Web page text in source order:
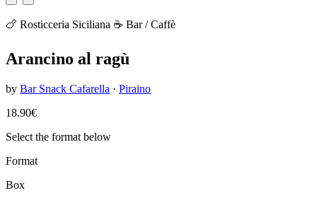
🍗 Rosticceria Siciliana ☕ Bar / Caffè
Arancino al ragù
by Bar Snack Cafarella · Piraino
18.90€
Select the format below
Format
Box